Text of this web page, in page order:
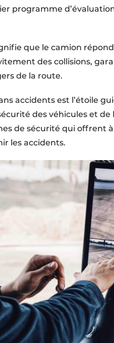
programme
que le camion
des collisions,
de la route.
accidents est l’étoile
des véhicules et de
de sécurité qui offrent
les accidents.